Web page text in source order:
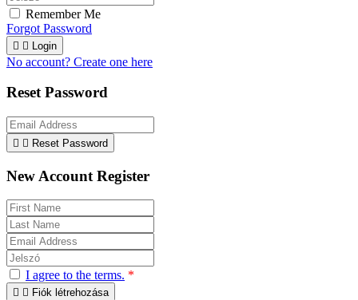
Remember Me
Forgot Password
  Login
No account? Create one here
Reset Password
  Reset Password
New Account Register
I agree to the terms. *
  Fiók létrehozása